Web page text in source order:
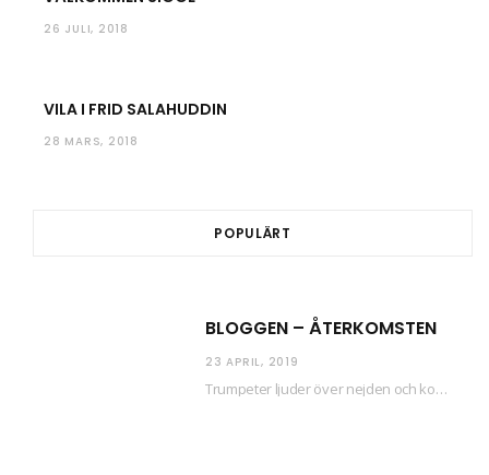
26 JULI, 2018
VILA I FRID SALAHUDDIN
28 MARS, 2018
POPULÄRT
BLOGGEN – ÅTERKOMSTEN
23 APRIL, 2019
Trumpeter ljuder över nejden och konfetti regnar längsmed husfasaderna – FREDEN ÄR HÄR! Eller ahem.…